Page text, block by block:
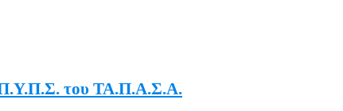
του ΤΑ.Π.Α.Σ.Α.